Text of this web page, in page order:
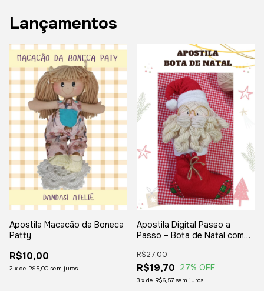
Lançamentos
Apostila Macacão da Boneca
Patty
R$10,00
2 x de R$5,00 sem juros
Apostila Digital Passo a
Passo – Bota de Natal com
R$19,70
R$27,00
27% OFF
3 x de R$6,57 sem juros